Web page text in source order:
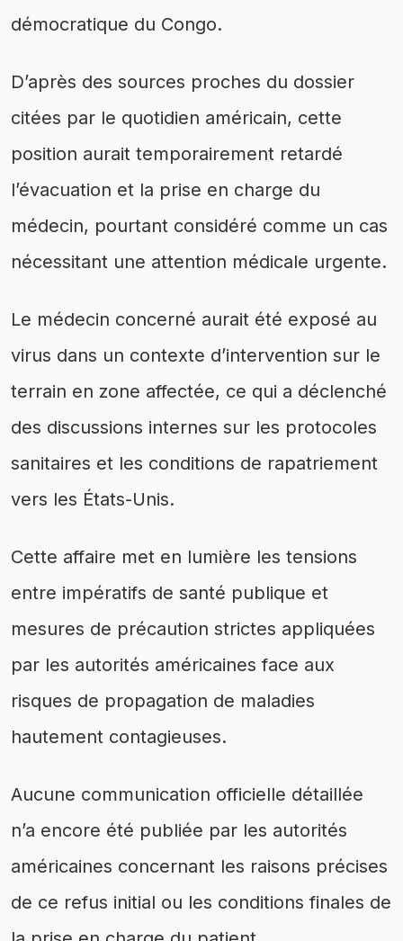
démocratique du Congo.
D’après des sources proches du dossier
citées par le quotidien américain, cette
position aurait temporairement retardé
l’évacuation et la prise en charge du
médecin, pourtant considéré comme un cas
nécessitant une attention médicale urgente.
Le médecin concerné aurait été exposé au
virus dans un contexte d’intervention sur le
terrain en zone affectée, ce qui a déclenché
des discussions internes sur les protocoles
sanitaires et les conditions de rapatriement
vers les États-Unis.
Cette affaire met en lumière les tensions
entre impératifs de santé publique et
mesures de précaution strictes appliquées
par les autorités américaines face aux
risques de propagation de maladies
hautement contagieuses.
Aucune communication officielle détaillée
n’a encore été publiée par les autorités
américaines concernant les raisons précises
de ce refus initial ou les conditions finales de